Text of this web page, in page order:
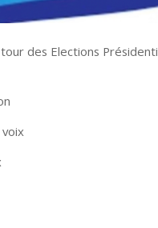
des Elections